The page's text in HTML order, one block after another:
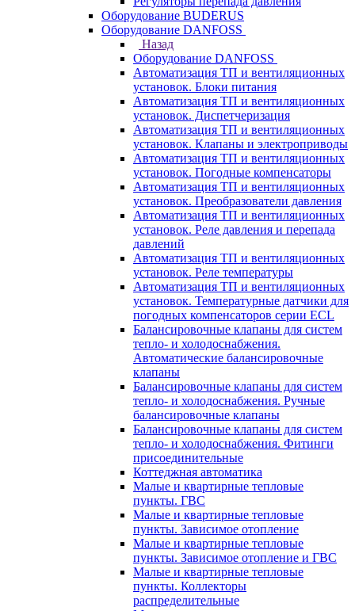
Оборудование BUDERUS
Оборудование DANFOSS
Назад
Оборудование DANFOSS
Автоматизация ТП и вентиляционных
установок. Блоки питания
Автоматизация ТП и вентиляционных
установок. Диспетчеризация
Автоматизация ТП и вентиляционных
установок. Клапаны и электроприводы
Автоматизация ТП и вентиляционных
установок. Погодные компенсаторы
Автоматизация ТП и вентиляционных
установок. Преобразователи давления
Автоматизация ТП и вентиляционных
установок. Реле давления и перепада
давлений
Автоматизация ТП и вентиляционных
установок. Реле температуры
Автоматизация ТП и вентиляционных
установок. Температурные датчики для
погодных компенсаторов серии ECL
Балансировочные клапаны для систем
тепло- и холодоснабжения.
Автоматические балансировочные
клапаны
Балансировочные клапаны для систем
тепло- и холодоснабжения. Ручные
балансировочные клапаны
Балансировочные клапаны для систем
тепло- и холодоснабжения. Фитинги
присоединительные
Коттеджная автоматика
Малые и квартирные тепловые
пункты. ГВС
Малые и квартирные тепловые
пункты. Зависимое отопление
Малые и квартирные тепловые
пункты. Зависимое отопление и ГВС
Малые и квартирные тепловые
пункты. Коллекторы
распределительные